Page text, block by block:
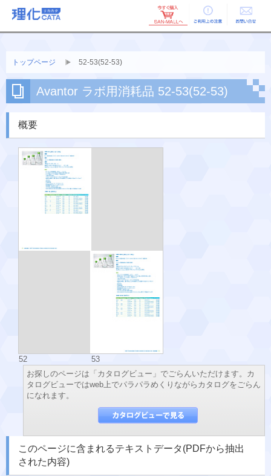
ご利用上の お問い合せ
トップページ 52-53(52-53)
Avantor ラボ用消耗品 52-53(52-53)
概要
52
53
お探しのページは「カタログビュー」でごらんいただけます。カ
タログビューではweb上でパラパラめくりながらカタログをごらん
になれます。
このページに含まれるテキストデータ(PDFから抽出
された内容)